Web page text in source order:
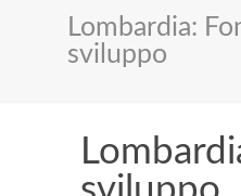
Lombardia:
sviluppo